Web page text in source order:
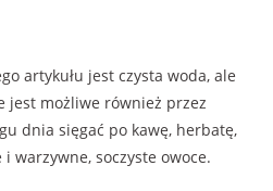
artykułu jest czysta woda, ale
jest możliwe również przez
dnia sięgać po kawę, herbatę,
warzywne, soczyste owoce.